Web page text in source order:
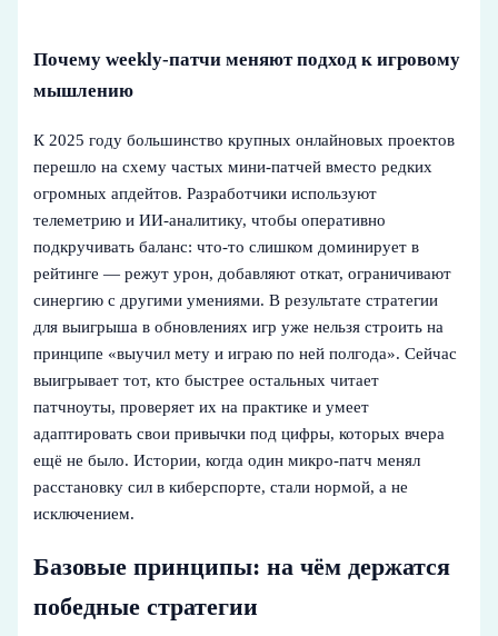
Почему weekly-патчи меняют подход к игровому
мышлению
К 2025 году большинство крупных онлайновых проектов
перешло на схему частых мини‑патчей вместо редких
огромных апдейтов. Разработчики используют
телеметрию и ИИ‑аналитику, чтобы оперативно
подкручивать баланс: что-то слишком доминирует в
рейтинге — режут урон, добавляют откат, ограничивают
синергию с другими умениями. В результате стратегии
для выигрыша в обновлениях игр уже нельзя строить на
принципе «выучил мету и играю по ней полгода». Сейчас
выигрывает тот, кто быстрее остальных читает
патчноуты, проверяет их на практике и умеет
адаптировать свои привычки под цифры, которых вчера
ещё не было. Истории, когда один микро‑патч менял
расстановку сил в киберспорте, стали нормой, а не
исключением.
Базовые принципы: на чём держатся
победные стратегии